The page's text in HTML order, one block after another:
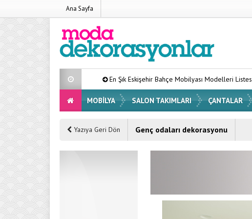
Ana Sayfa
En Şık Eskişehir Bahçe Mobilyası Modelleri Listesi 2026
MOBILYA SALON TAKIMLARI ÇANTALAR
Yazıya Geri Dön Genç odaları dekorasyonu